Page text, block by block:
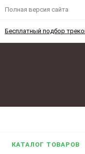
Полная версия сайта
Бесплатный подбор
КАТАЛОГ ТОВАРОВ